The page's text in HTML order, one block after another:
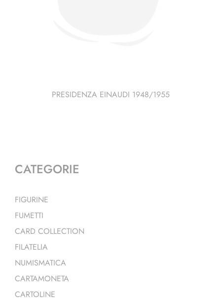
PRESIDENZA EINAUDI 1948/1955
CATEGORIE
FIGURINE
FUMETTI
CARD COLLECTION
FILATELIA
NUMISMATICA
CARTAMONETA
CARTOLINE